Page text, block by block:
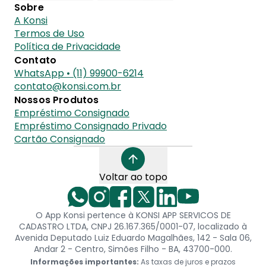
Sobre
A Konsi
Termos de Uso
Política de Privacidade
Contato
WhatsApp • (11) 99900-6214
contato@konsi.com.br
Nossos Produtos
Empréstimo Consignado
Empréstimo Consignado Privado
Cartão Consignado
Voltar ao topo
O App Konsi pertence à KONSI APP SERVICOS DE
CADASTRO LTDA, CNPJ 26.167.365/0001-07, localizado à
Avenida Deputado Luiz Eduardo Magalhães, 142 - Sala 06,
Andar 2 - Centro, Simões Filho - BA, 43700-000.
Informações importantes: As taxas de juros e prazos